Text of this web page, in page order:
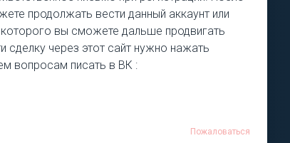
продолжать вести данный аккаунт или
вы сможете дальше продвигать
сделку через этот сайт нужно нажать
вопросам писать в ВК :
Пожаловаться